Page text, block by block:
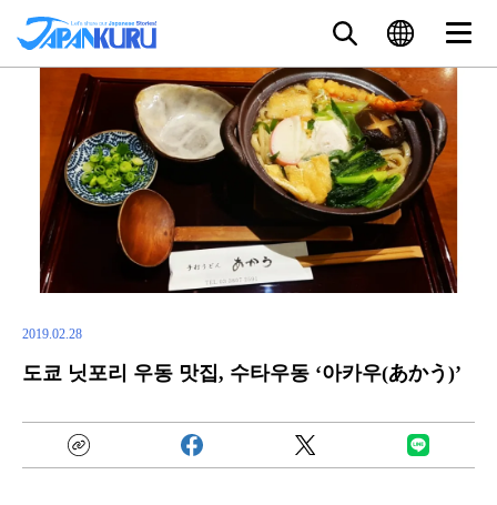
2019.02.28
도쿄 닛포리 우동 맛집, 수타우동 ‘아카우(あかう)’